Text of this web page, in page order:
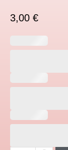
3,00 €